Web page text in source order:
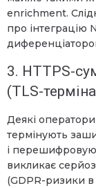
enrichment.
про
3. HTTPS-
(TLS-
Деякі
термінують
і
викликає
(GDPR-ризики в